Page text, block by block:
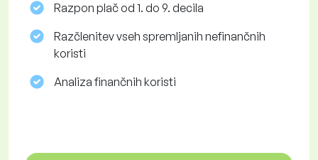
Razpon plač od 1. do 9. decila
Razčlenitev vseh spremljanih nefinančnih
koristi
Analiza finančnih koristi